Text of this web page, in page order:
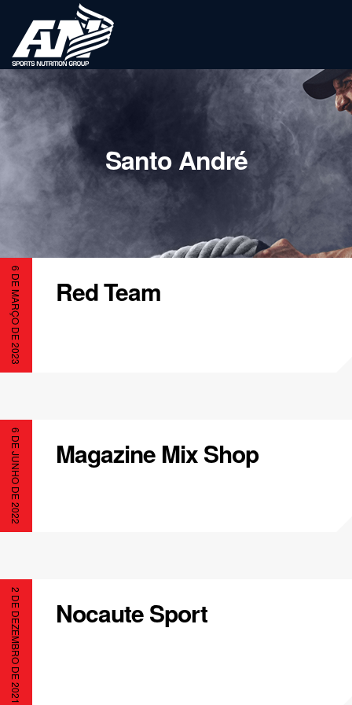
Santo André
6 DE MARÇO DE 2023 Red Team
6 DE JUNHO DE 2022 Magazine Mix Shop
2 DE DEZEMBRO DE 2021 Nocaute Sport